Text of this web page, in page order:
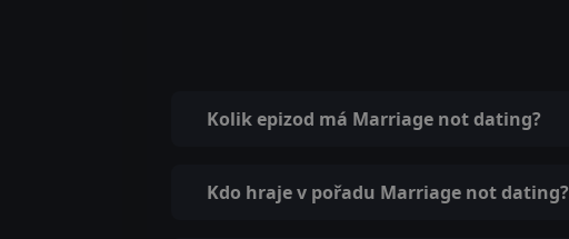
Kolik epizod má Marriage not dating?
Kdo hraje v pořadu Marriage not dating?